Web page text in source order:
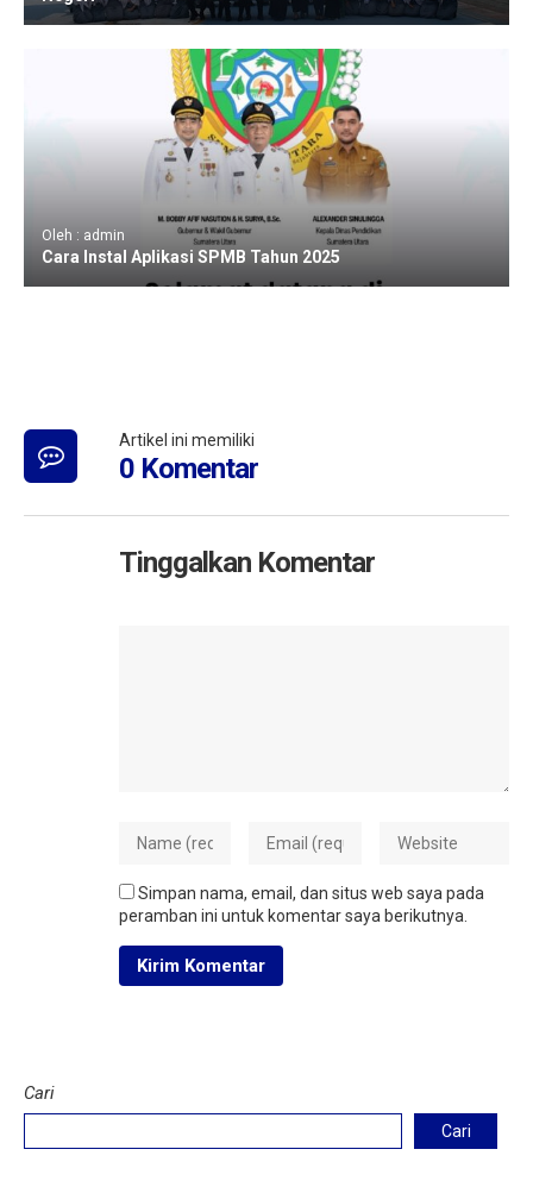
Oleh : admin
Cara Instal Aplikasi SPMB Tahun 2025
Artikel ini memiliki
0 Komentar
Tinggalkan Komentar
Simpan nama, email, dan situs web saya pada
peramban ini untuk komentar saya berikutnya.
Cari
Cari